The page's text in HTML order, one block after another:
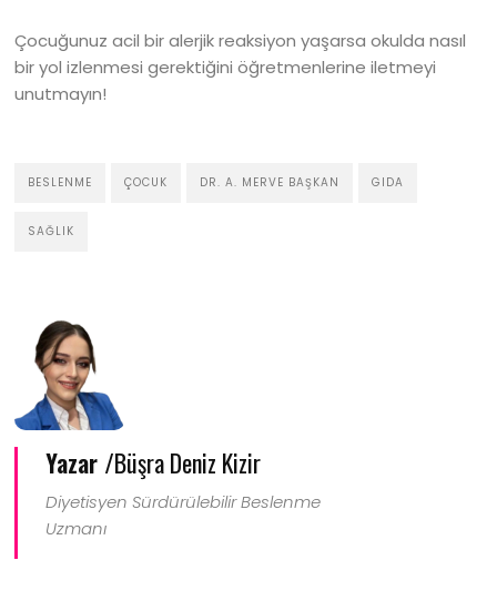
Çocuğunuz acil bir alerjik reaksiyon yaşarsa okulda nasıl
bir yol izlenmesi gerektiğini öğretmenlerine iletmeyi
unutmayın!
BESLENME ÇOCUK DR. A. MERVE BAŞKAN GIDA
SAĞLIK
Yazar /Büşra Deniz Kizir
Diyetisyen Sürdürülebilir Beslenme
Uzmanı